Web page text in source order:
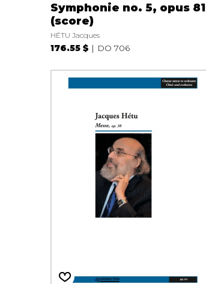
Symphonie no. 5, opus 81
(score)
HÉTU Jacques
176.55 $ DO 706